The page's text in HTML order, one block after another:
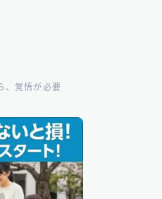
、覚悟が必要